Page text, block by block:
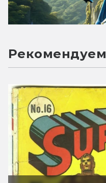
Рекомендуем